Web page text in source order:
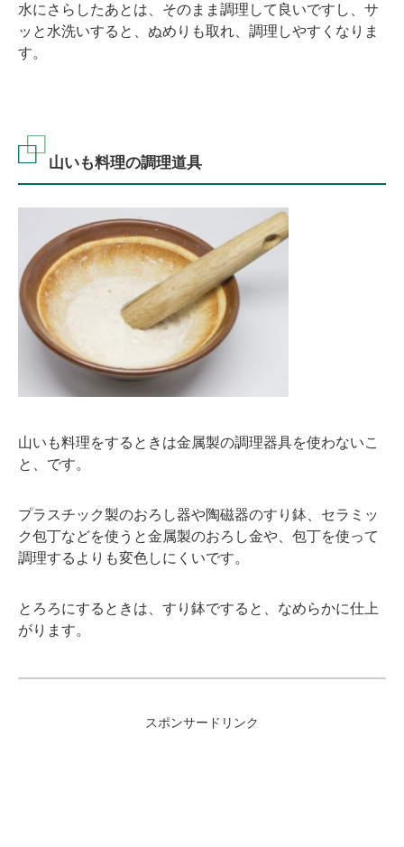
水にさらしたあとは、そのまま調理して良いですし、サ
ッと水洗いすると、ぬめりも取れ、調理しやすくなりま
す。
山いも料理の調理道具
山いも料理をするときは金属製の調理器具を使わないこ
と、です。
プラスチック製のおろし器や陶磁器のすり鉢、セラミッ
ク包丁などを使うと金属製のおろし金や、包丁を使って
調理するよりも変色しにくいです。
とろろにするときは、すり鉢ですると、なめらかに仕上
がります。
スポンサードリンク